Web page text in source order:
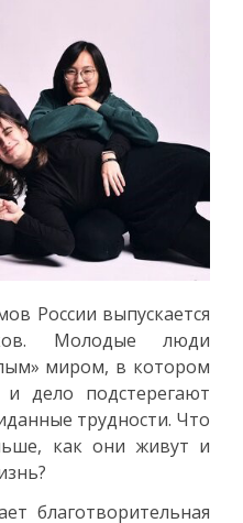
России выпускается
Молодые люди
миром, в котором
дело подстерегают
трудности. Что
как они живут и
благотворительная